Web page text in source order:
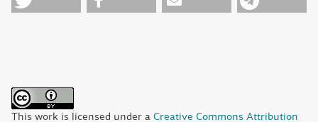
This work is licensed under a Creative Commons Attribution